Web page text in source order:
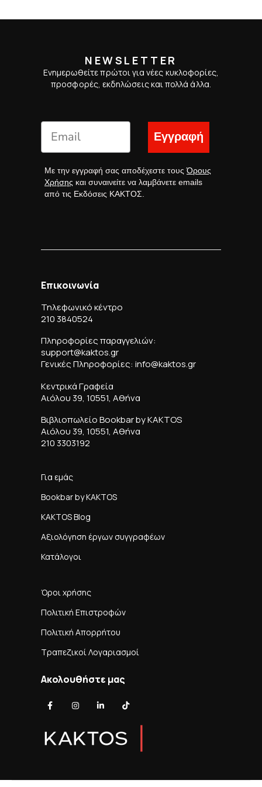
NEWSLETTER
Ενημερωθείτε πρώτοι για νέες κυκλοφορίες,
προσφορές, εκδηλώσεις και πολλά άλλα.
Εγγραφή
Με την εγγραφή σας αποδέχεστε τουςΌρους
Χρήσης και συναινείτε να λαμβάνετε emails
από τις Εκδόσεις ΚΑΚΤΟΣ.
Επικοινωνία
Τηλεφωνικό κέντρο
210 3840524
Πληροφορίες παραγγελιών:
support@kaktos.gr
Γενικές Πληροφορίες: info@kaktos.gr
Κεντρικά Γραφεία
Αιόλου 39, 10551, Αθήνα
Βιβλιοπωλείο Bookbar by KAKTOS
Αιόλου 39, 10551, Αθήνα
210 3303192
Για εμάς
Bookbar by KAKTOS
KAKTOS Blog
Αξιολόγηση έργων συγγραφέων
Κατάλογοι
Όροι χρήσης
Πολιτική Επιστροφών
Πολιτική Απορρήτου
Τραπεζικοί Λογαριασμοί
Ακολουθήστε μας